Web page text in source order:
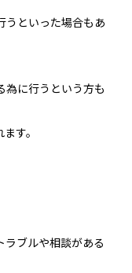
うといった場合もあ
為に行うという方も
す。
ラブルや相談がある